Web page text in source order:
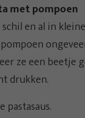
met pompoen
en al in
ze een
drukken.
pastasaus.